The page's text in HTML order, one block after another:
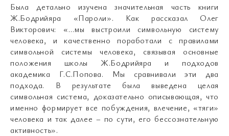
Была детально изучена значительная часть книги
Ж.Бодрийяра «Пароли». Как рассказал Олег
Викторович: «…мы выстроили символьную систему
человека, и качественно поработали с правилами
символьной системы человека, связывая основные
положения школы Ж.Бодрийяра и подходов
академика Г.С.Попова. Мы сравнивали эти два
подхода. В результате была выведена целая
символьная система, доказательно описывающая, что
именно формирует все побуждения, влечение, «тяги»
человека и так далее – по сути, его бессознательную
активность».